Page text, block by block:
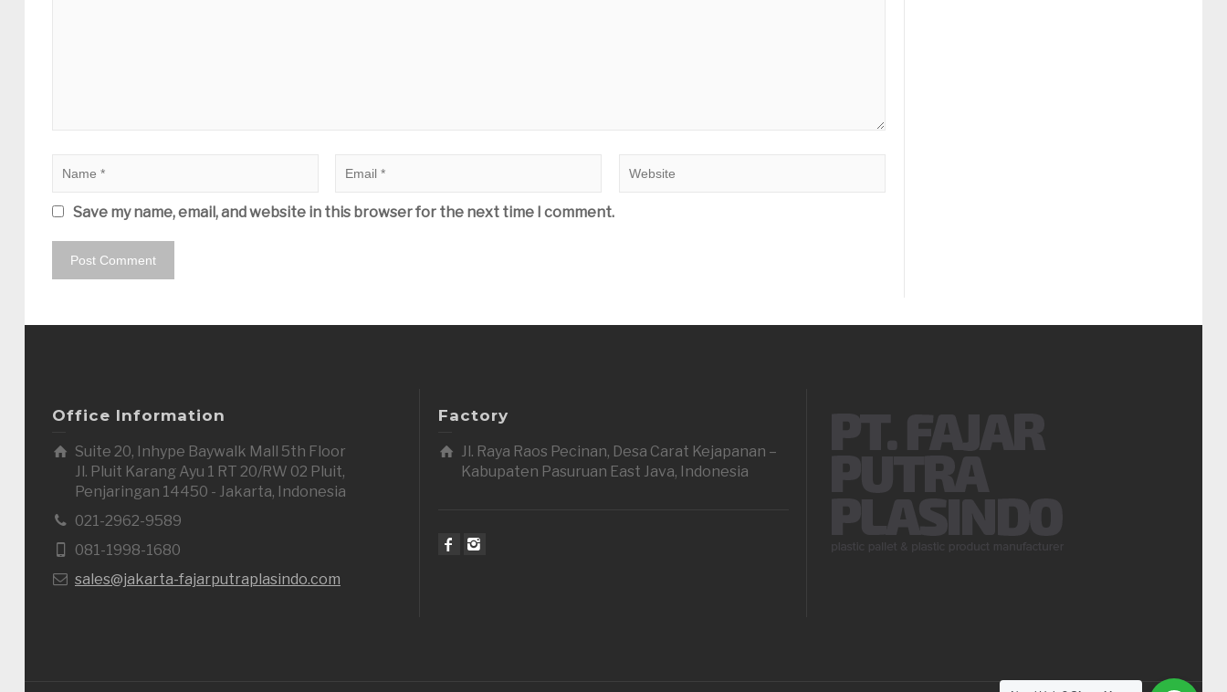
Save my name, email, and website in this browser for the next time I comment.
Office Information
Suite 20, Inhype Baywalk Mall 5th Floor
Jl. Pluit Karang Ayu 1 RT 20/RW 02 Pluit,
Penjaringan 14450 - Jakarta, Indonesia
021-2962-9589
081-1998-1680
sales@jakarta-fajarputraplasindo.com
Factory
Jl. Raya Raos Pecinan, Desa Carat Kejapanan –
Kabupaten Pasuruan East Java, Indonesia